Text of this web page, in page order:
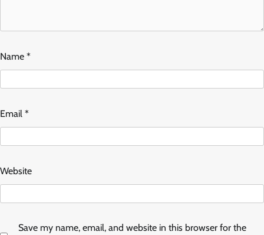
Name *
Email *
Website
Save my name, email, and website in this browser for the